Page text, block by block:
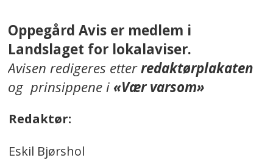
Oppegård Avis er medlem i
Landslaget for lokalaviser.
Avisen redigeres etterredaktørplakaten
og prinsippene i«Vær varsom»
Redaktør:
Eskil Bjørshol